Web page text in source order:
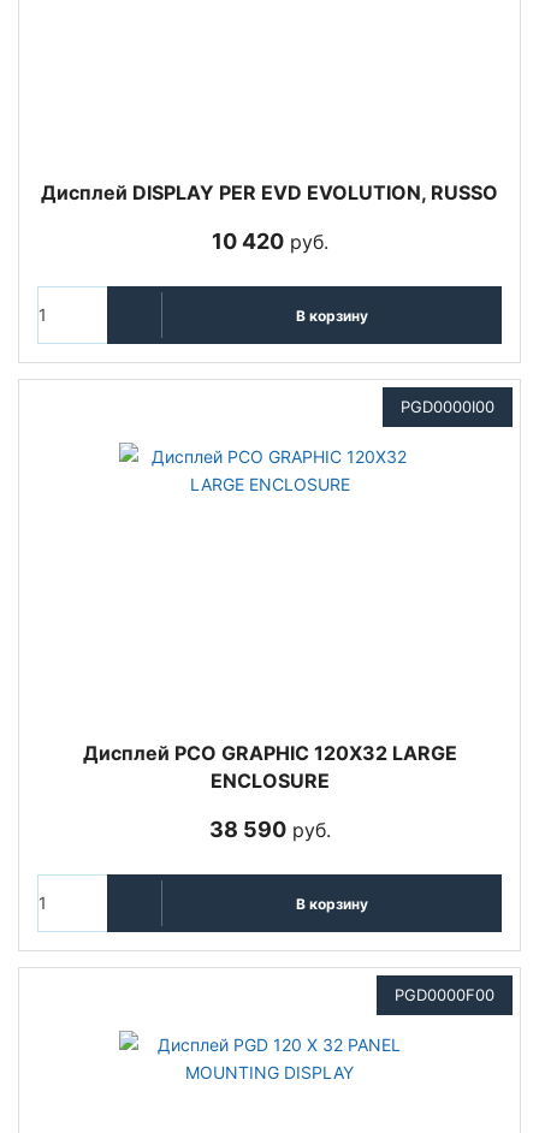
Дисплей DISPLAY PER EVD EVOLUTION, RUSSO
10 420руб.
В корзину
PGD0000I00
Дисплей PCO GRAPHIC 120X32 LARGE
ENCLOSURE
38 590руб.
В корзину
PGD0000F00